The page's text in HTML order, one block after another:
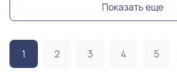
Показать еще
1 2 3 4 5